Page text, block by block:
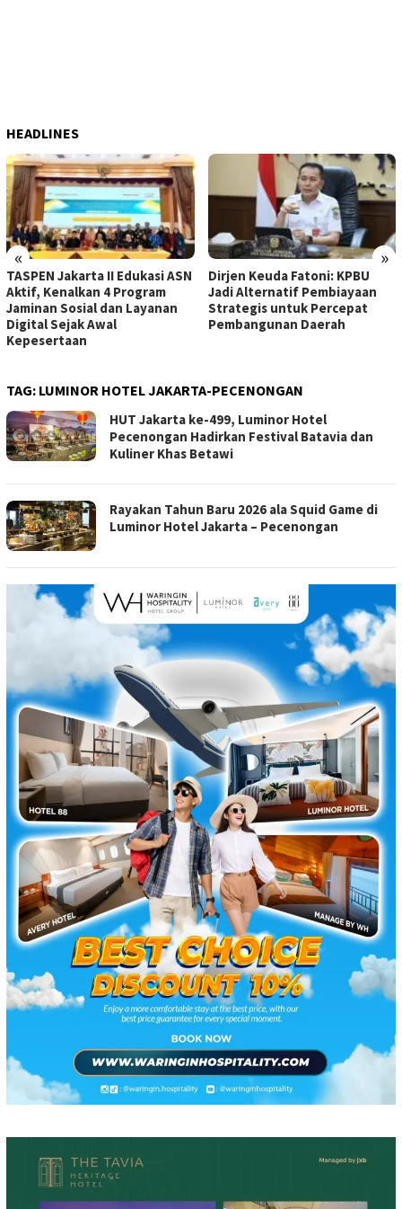
HEADLINES
« »
TASPEN Jakarta II Edukasi ASN
Aktif, Kenalkan 4 Program
Jaminan Sosial dan Layanan
Digital Sejak Awal
Kepesertaan
Dirjen Keuda Fatoni: KPBU
Jadi Alternatif Pembiayaan
Strategis untuk Percepat
Pembangunan Daerah
TAG: LUMINOR HOTEL JAKARTA-PECENONGAN
HUT Jakarta ke-499, Luminor Hotel
Pecenongan Hadirkan Festival Batavia dan
Kuliner Khas Betawi
Rayakan Tahun Baru 2026 ala Squid Game di
Luminor Hotel Jakarta – Pecenongan